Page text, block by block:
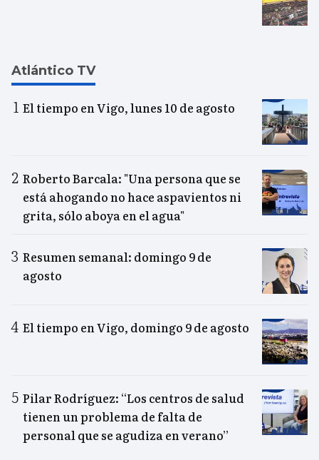
Atlántico TV
El tiempo en Vigo, lunes 10 de agosto
Roberto Barcala: "Una persona que se
está ahogando no hace aspavientos ni
grita, sólo aboya en el agua"
Resumen semanal: domingo 9 de
agosto
El tiempo en Vigo, domingo 9 de agosto
Pilar Rodríguez: “Los centros de salud
tienen un problema de falta de
personal que se agudiza en verano”